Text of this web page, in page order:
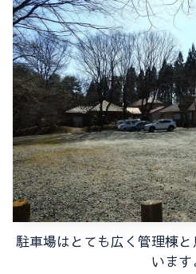
駐車場はとても広く管理棟
います